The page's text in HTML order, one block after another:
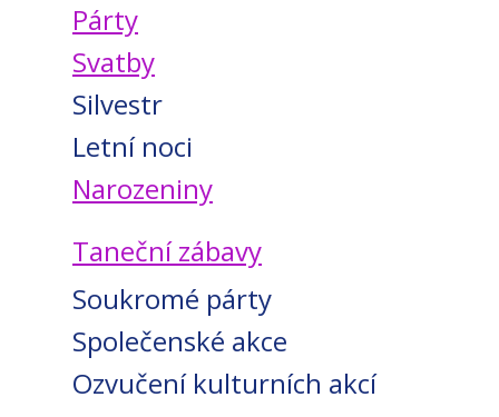
Párty
Svatby
Silvestr
Letní noci
Narozeniny
Taneční zábavy
Soukromé párty
Společenské akce
Ozvučení kulturních akcí